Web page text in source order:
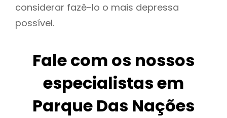
considerar fazê-lo o mais depressa
possível.
Fale com os nossos
especialistas em
Parque Das Nações